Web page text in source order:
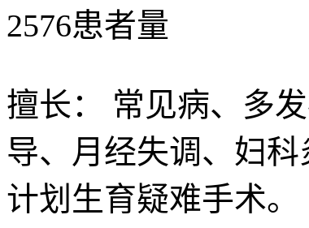
2576患者量
擅长：
常见病、多
导、月经失调、妇
计划生育疑难手术。